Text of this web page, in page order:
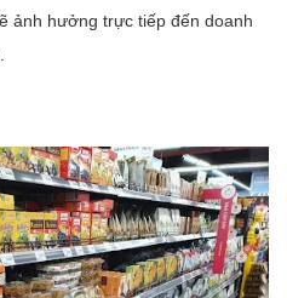
ảnh hưởng trực tiếp đến doanh